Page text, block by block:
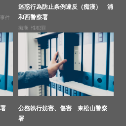
件
迷惑行為防止条例違反（痴漢） 浦
和西警察署
痴漢 性犯罪
公務執行妨害、傷害 東松山警察
署